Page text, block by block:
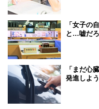
「女子の
と…嘘だろ
「まだ心
発進しよ